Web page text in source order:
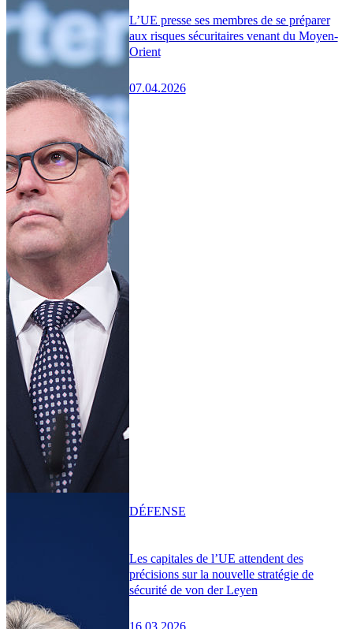
L’UE presse ses membres de se préparer
aux risques sécuritaires venant du Moyen-
Orient
07.04.2026
Les capitales de l’UE attendent des
précisions sur la nouvelle stratégie de
sécurité de von der Leyen
16.03.2026
DÉFENSE